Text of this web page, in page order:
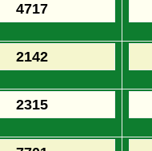
4717
2142
2315